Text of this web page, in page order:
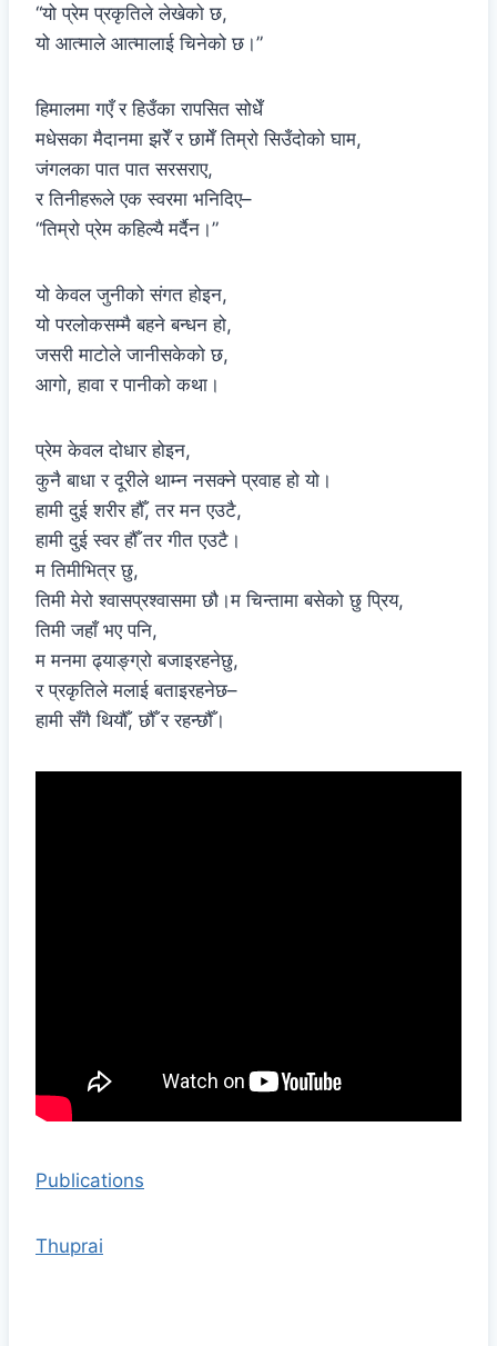
“यो प्रेम प्रकृतिले लेखेको छ,
यो आत्माले आत्मालाई चिनेको छ।”
हिमालमा गएँ र हिउँका रापसित सोधेँ
मधेसका मैदानमा झरेँ र छामेँ तिम्रो सिउँदोको घाम,
जंगलका पात पात सरसराए,
र तिनीहरूले एक स्वरमा भनिदिए–
“तिम्रो प्रेम कहिल्यै मर्दैन।”
यो केवल जुनीको संगत होइन,
यो परलोकसम्मै बहने बन्धन हो,
जसरी माटोले जानीसकेको छ,
आगो, हावा र पानीको कथा।
प्रेम केवल दोधार होइन,
कुनै बाधा र दूरीले थाम्न नसक्ने प्रवाह हो यो।
हामी दुई शरीर हौँ, तर मन एउटै,
हामी दुई स्वर हौँ तर गीत एउटै।
म तिमीभित्र छु,
तिमी मेरो श्वासप्रश्वासमा छौ।म चिन्तामा बसेको छु प्रिय,
तिमी जहाँ भए पनि,
म मनमा ढ्याङ्ग्रो बजाइरहनेछु,
र प्रकृतिले मलाई बताइरहनेछ–
हामी सँगै थियौँ, छौँ र रहन्छौँ।
Publications
Thuprai